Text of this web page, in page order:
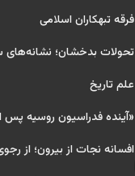
فرقه تبهکاران اسلامی
تحولات بدخشان؛ نشانه‌های
علم تاریخ
«آینده فدراسیون روسیه
افسانه نجات از بیرون؛ از